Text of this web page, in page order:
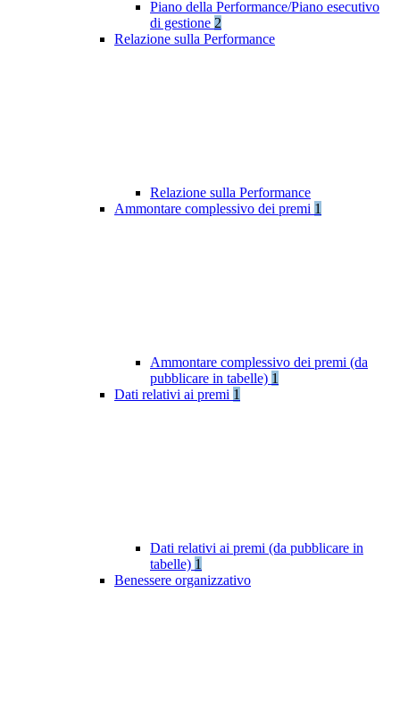
Piano della Performance/Piano esecutivo
di gestione 2
Relazione sulla Performance
Relazione sulla Performance
Ammontare complessivo dei premi 1
Ammontare complessivo dei premi (da
pubblicare in tabelle) 1
Dati relativi ai premi 1
Dati relativi ai premi (da pubblicare in
tabelle) 1
Benessere organizzativo